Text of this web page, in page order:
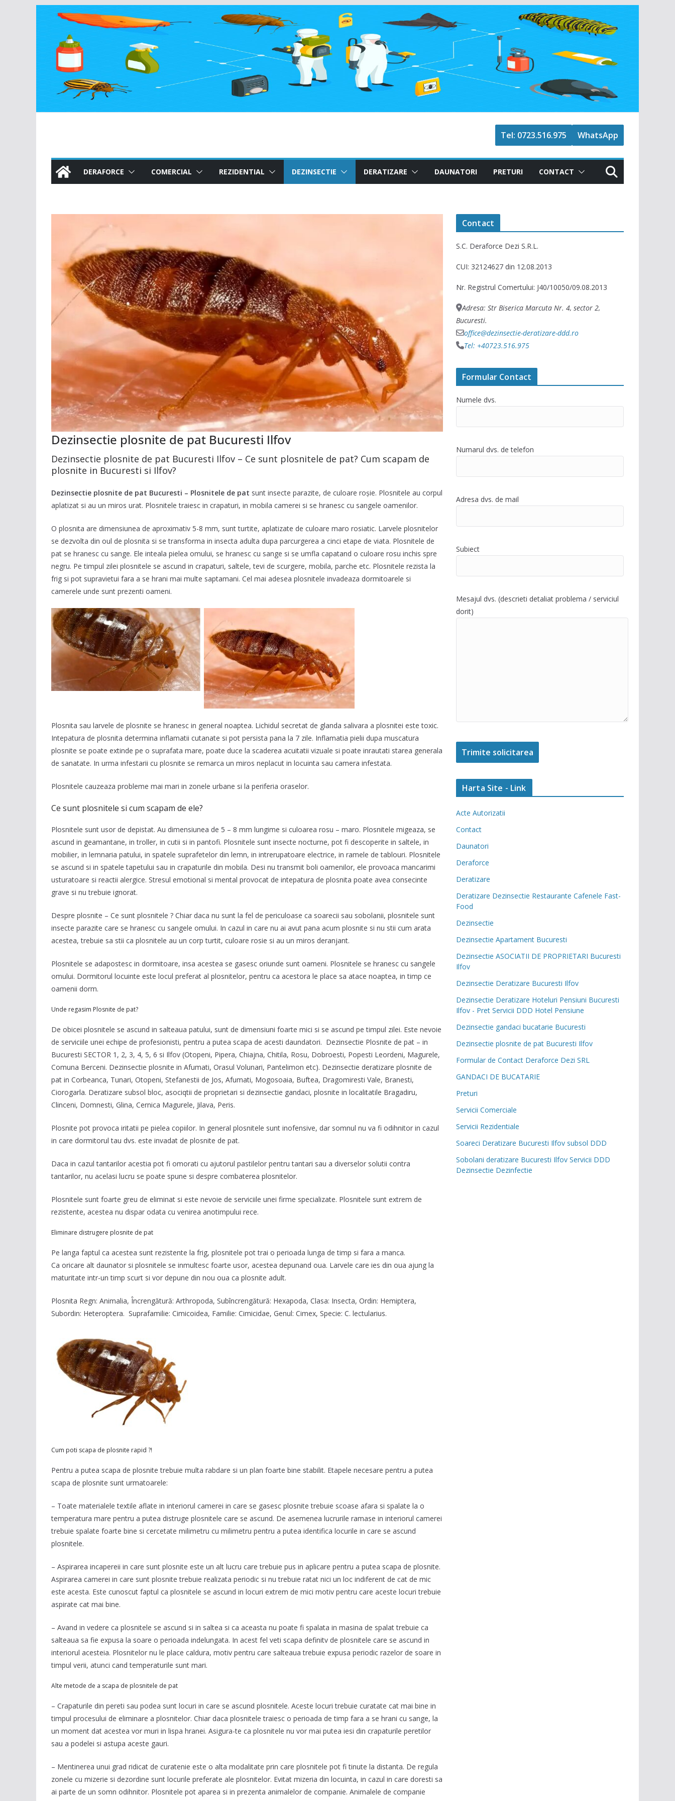
Tel: 0723.516.975 WhatsApp
DERAFORCE COMERCIAL REZIDENTIAL DEZINSECTIE DERATIZARE DAUNATORI PRETURI CONTACT
Dezinsectie plosnite de pat Bucuresti Ilfov
Dezinsectie plosnite de pat Bucuresti Ilfov – Ce sunt plosnitele de pat? Cum scapam de
plosnite in Bucuresti si Ilfov?
Dezinsectie plosnite de pat Bucuresti – Plosnitele de pat sunt insecte parazite, de culoare roșie. Plosnitele au corpul
aplatizat si au un miros urat. Plosnitele traiesc in crapaturi, in mobila camerei si se hranesc cu sangele oamenilor.
O plosnita are dimensiunea de aproximativ 5-8 mm, sunt turtite, aplatizate de culoare maro rosiatic. Larvele plosnitelor
se dezvolta din oul de plosnita si se transforma in insecta adulta dupa parcurgerea a cinci etape de viata. Plosnitele de
pat se hranesc cu sange. Ele inteala pielea omului, se hranesc cu sange si se umfla capatand o culoare rosu inchis spre
negru. Pe timpul zilei plosnitele se ascund in crapaturi, saltele, tevi de scurgere, mobila, parche etc. Plosnitele rezista la
frig si pot supravietui fara a se hrani mai multe saptamani. Cel mai adesea plosnitele invadeaza dormitoarele si
camerele unde sunt prezenti oameni.
Plosnita sau larvele de plosnite se hranesc in general noaptea. Lichidul secretat de glanda salivara a plosnitei este toxic.
Intepatura de plosnita determina inflamatii cutanate si pot persista pana la 7 zile. Inflamatia pielii dupa muscatura
plosnite se poate extinde pe o suprafata mare, poate duce la scaderea acuitatii vizuale si poate inrautati starea generala
de sanatate. In urma infestarii cu plosnite se remarca un miros neplacut in locuinta sau camera infestata.
Plosnitele cauzeaza probleme mai mari in zonele urbane si la periferia oraselor.
Ce sunt plosnitele si cum scapam de ele?
Plosnitele sunt usor de depistat. Au dimensiunea de 5 – 8 mm lungime si culoarea rosu – maro. Plosnitele migeaza, se
ascund in geamantane, in troller, in cutii si in pantofi. Plosnitele sunt insecte nocturne, pot fi descoperite in saltele, in
mobilier, in lemnaria patului, in spatele suprafetelor din lemn, in intrerupatoare electrice, in ramele de tablouri. Plosnitele
se ascund si in spatele tapetului sau in crapaturile din mobila. Desi nu transmit boli oamenilor, ele provoaca mancarimi
usturatoare si reactii alergice. Stresul emotional si mental provocat de intepatura de plosnita poate avea consecinte
grave si nu trebuie ignorat.
Despre plosnite – Ce sunt plosnitele ? Chiar daca nu sunt la fel de periculoase ca soarecii sau sobolanii, plosnitele sunt
insecte parazite care se hranesc cu sangele omului. In cazul in care nu ai avut pana acum plosnite si nu stii cum arata
acestea, trebuie sa stii ca plosnitele au un corp turtit, culoare rosie si au un miros deranjant.
Plosnitele se adapostesc in dormitoare, insa acestea se gasesc oriunde sunt oameni. Plosnitele se hranesc cu sangele
omului. Dormitorul locuinte este locul preferat al plosnitelor, pentru ca acestora le place sa atace noaptea, in timp ce
oamenii dorm.
Unde regasim Plosnite de pat?
De obicei plosnitele se ascund in salteaua patului, sunt de dimensiuni foarte mici si se ascund pe timpul zilei. Este nevoie
de serviciile unei echipe de profesionisti, pentru a putea scapa de acesti daundatori. Dezinsectie Plosnite de pat – in
Bucuresti SECTOR 1, 2, 3, 4, 5, 6 si Ilfov (Otopeni, Pipera, Chiajna, Chitila, Rosu, Dobroesti, Popesti Leordeni, Magurele,
Comuna Berceni. Dezinsectie plosnite in Afumati, Orasul Volunari, Pantelimon etc). Dezinsectie deratizare plosnite de
pat in Corbeanca, Tunari, Otopeni, Stefanestii de Jos, Afumati, Mogosoaia, Buftea, Dragomiresti Vale, Branesti,
Ciorogarla. Deratizare subsol bloc, asociqtii de proprietari si dezinsectie gandaci, plosnite in localitatile Bragadiru,
Clinceni, Domnesti, Glina, Cernica Magurele, Jilava, Peris.
Plosnite pot provoca iritatii pe pielea copiilor. In general plosnitele sunt inofensive, dar somnul nu va fi odihnitor in cazul
in care dormitorul tau dvs. este invadat de plosnite de pat.
Daca in cazul tantarilor acestia pot fi omorati cu ajutorul pastilelor pentru tantari sau a diverselor solutii contra
tantarilor, nu acelasi lucru se poate spune si despre combaterea plosnitelor.
Plosnitele sunt foarte greu de eliminat si este nevoie de serviciile unei firme specializate. Plosnitele sunt extrem de
rezistente, acestea nu dispar odata cu venirea anotimpului rece.
Eliminare distrugere plosnite de pat
Pe langa faptul ca acestea sunt rezistente la frig, plosnitele pot trai o perioada lunga de timp si fara a manca.
Ca oricare alt daunator si plosnitele se inmultesc foarte usor, acestea depunand oua. Larvele care ies din oua ajung la
maturitate intr-un timp scurt si vor depune din nou oua ca plosnite adult.
Plosnita Regn: Animalia, Încrengătură: Arthropoda, Subîncrengătură: Hexapoda, Clasa: Insecta, Ordin: Hemiptera,
Subordin: Heteroptera. Suprafamilie: Cimicoidea, Familie: Cimicidae, Genul: Cimex, Specie: C. lectularius.
Cum poti scapa de plosnite rapid ?!
Pentru a putea scapa de plosnite trebuie multa rabdare si un plan foarte bine stabilit. Etapele necesare pentru a putea
scapa de plosnite sunt urmatoarele:
– Toate materialele textile aflate in interiorul camerei in care se gasesc plosnite trebuie scoase afara si spalate la o
temperatura mare pentru a putea distruge plosnitele care se ascund. De asemenea lucrurile ramase in interiorul camerei
trebuie spalate foarte bine si cercetate milimetru cu milimetru pentru a putea identifica locurile in care se ascund
plosnitele.
– Aspirarea incapereii in care sunt plosnite este un alt lucru care trebuie pus in aplicare pentru a putea scapa de plosnite.
Aspirarea camerei in care sunt plosnite trebuie realizata periodic si nu trebuie ratat nici un loc indiferent de cat de mic
este acesta. Este cunoscut faptul ca plosnitele se ascund in locuri extrem de mici motiv pentru care aceste locuri trebuie
aspirate cat mai bine.
– Avand in vedere ca plosnitele se ascund si in saltea si ca aceasta nu poate fi spalata in masina de spalat trebuie ca
salteaua sa fie expusa la soare o perioada indelungata. In acest fel veti scapa definitv de plosnitele care se ascund in
interiorul acesteia. Plosnitelor nu le place caldura, motiv pentru care salteaua trebuie expusa periodic razelor de soare in
timpul verii, atunci cand temperaturile sunt mari.
Alte metode de a scapa de plosnitele de pat
– Crapaturile din pereti sau podea sunt locuri in care se ascund plosnitele. Aceste locuri trebuie curatate cat mai bine in
timpul procesului de eliminare a plosnitelor. Chiar daca plosnitele traiesc o perioada de timp fara a se hrani cu sange, la
un moment dat acestea vor muri in lispa hranei. Asigura-te ca plosnitele nu vor mai putea iesi din crapaturile peretilor
sau a podelei si astupa aceste gauri.
– Mentinerea unui grad ridicat de curatenie este o alta modalitate prin care plosnitele pot fi tinute la distanta. De regula
zonele cu mizerie si dezordine sunt locurile preferate ale plosnitelor. Evitat mizeria din locuinta, in cazul in care doresti sa
ai parte de un somn odihnitor. Plosnitele pot aparea si in prezenta animalelor de companie. Animalele de companie
Contact
S.C. Deraforce Dezi S.R.L.
CUI: 32124627 din 12.08.2013
Nr. Registrul Comertului: J40/10050/09.08.2013
Adresa: Str Biserica Marcuta Nr. 4, sector 2,
Bucuresti.
office@dezinsectie-deratizare-ddd.ro
Tel: +40723.516.975
Formular Contact
Numele dvs.
Numarul dvs. de telefon
Adresa dvs. de mail
Subiect
Mesajul dvs. (descrieti detaliat problema / serviciul
dorit)
Harta Site - Link
Acte Autorizatii
Contact
Daunatori
Deraforce
Deratizare
Deratizare Dezinsectie Restaurante Cafenele Fast-
Food
Dezinsectie
Dezinsectie Apartament Bucuresti
Dezinsectie ASOCIATII DE PROPRIETARI Bucuresti
Ilfov
Dezinsectie Deratizare Bucuresti Ilfov
Dezinsectie Deratizare Hoteluri Pensiuni Bucuresti
Ilfov - Pret Servicii DDD Hotel Pensiune
Dezinsectie gandaci bucatarie Bucuresti
Dezinsectie plosnite de pat Bucuresti Ilfov
Formular de Contact Deraforce Dezi SRL
GANDACI DE BUCATARIE
Preturi
Servicii Comerciale
Servicii Rezidentiale
Soareci Deratizare Bucuresti Ilfov subsol DDD
Sobolani deratizare Bucuresti Ilfov Servicii DDD
Dezinsectie Dezinfectie